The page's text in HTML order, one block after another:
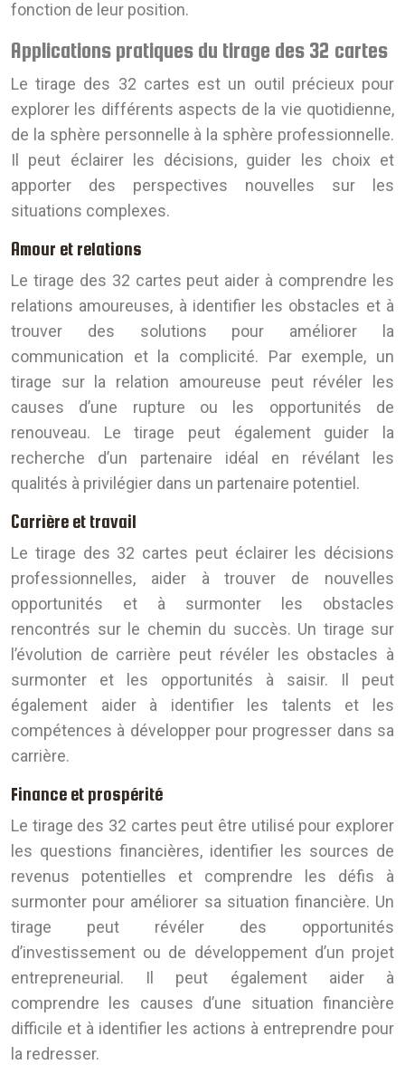
fonction de leur position.
Applications pratiques du tirage des 32 cartes
Le tirage des 32 cartes est un outil précieux pour
explorer les différents aspects de la vie quotidienne,
de la sphère personnelle à la sphère professionnelle.
Il peut éclairer les décisions, guider les choix et
apporter des perspectives nouvelles sur les
situations complexes.
Amour et relations
Le tirage des 32 cartes peut aider à comprendre les
relations amoureuses, à identifier les obstacles et à
trouver des solutions pour améliorer la
communication et la complicité. Par exemple, un
tirage sur la relation amoureuse peut révéler les
causes d’une rupture ou les opportunités de
renouveau. Le tirage peut également guider la
recherche d’un partenaire idéal en révélant les
qualités à privilégier dans un partenaire potentiel.
Carrière et travail
Le tirage des 32 cartes peut éclairer les décisions
professionnelles, aider à trouver de nouvelles
opportunités et à surmonter les obstacles
rencontrés sur le chemin du succès. Un tirage sur
l’évolution de carrière peut révéler les obstacles à
surmonter et les opportunités à saisir. Il peut
également aider à identifier les talents et les
compétences à développer pour progresser dans sa
carrière.
Finance et prospérité
Le tirage des 32 cartes peut être utilisé pour explorer
les questions financières, identifier les sources de
revenus potentielles et comprendre les défis à
surmonter pour améliorer sa situation financière. Un
tirage peut révéler des opportunités
d’investissement ou de développement d’un projet
entrepreneurial. Il peut également aider à
comprendre les causes d’une situation financière
difficile et à identifier les actions à entreprendre pour
la redresser.